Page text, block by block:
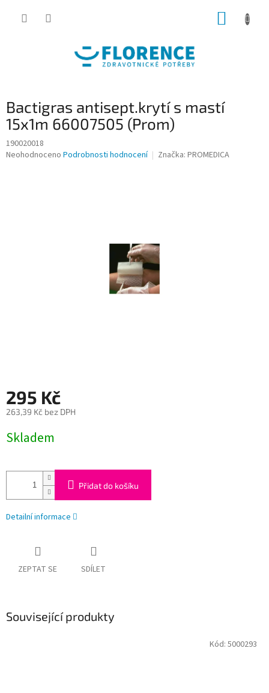
Bactigras antisept.krytí s mastí
15x1m 66007505 (Prom)
190020018
Průměrné
Neohodnoceno Podrobnosti hodnocení Značka: PROMEDICA
295 Kč
263,39 Kč bez DPH
cena:
Skladem
Přidat do košíku
Detailní informace
ZEPTAT SE SDÍLET
Související produkty
Kód: 5000293